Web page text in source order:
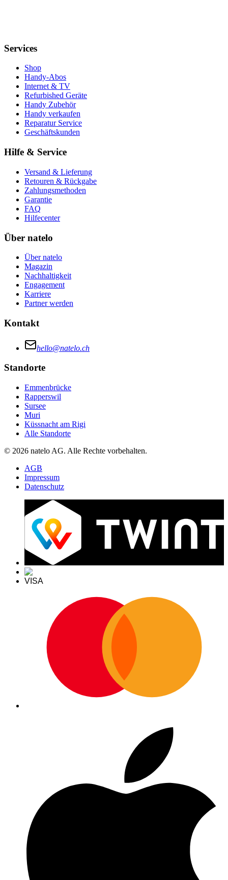
Services
Shop
Handy-Abos
Internet & TV
Refurbished Geräte
Handy Zubehör
Handy verkaufen
Reparatur Service
Geschäftskunden
Hilfe & Service
Versand & Lieferung
Retouren & Rückgabe
Zahlungsmethoden
Garantie
FAQ
Hilfecenter
Über natelo
Über natelo
Magazin
Nachhaltigkeit
Engagement
Karriere
Partner werden
Kontakt
hello@natelo.ch
Standorte
Emmenbrücke
Rapperswil
Sursee
Muri
Küssnacht am Rigi
Alle Standorte
© 2026 natelo AG. Alle Rechte vorbehalten.
AGB
Impressum
Datenschutz
VISA